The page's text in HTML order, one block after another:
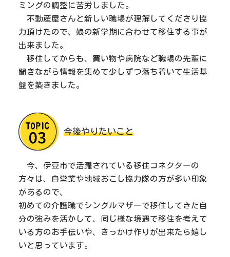
ミングの調整に苦労しました。
不動産屋さんと新しい職場が理解してくださり協
力頂けたので、娘の新学期に合わせて移住する事が
出来ました。
移住してからも、買い物や病院など職場の先輩に
聞きながら情報を集めて少しずつ落ち着いて生活基
盤を築きました。
今後やりたいこと
今、伊豆市で活躍されている移住コネクターの
方々は、自営業や地域おこし協力隊の方が多い印象
があるので、
初めての介護職でシングルマザーで移住してきた自
分の強みを活かして、同じ様な境遇で移住を考えて
いる方のお手伝いや、きっかけ作りが出来たら嬉し
いと思っています。